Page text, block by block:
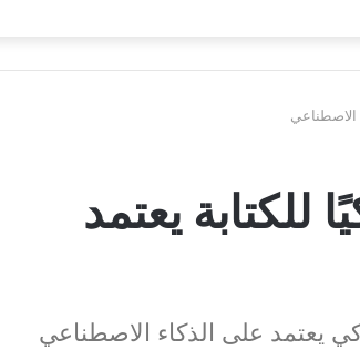
الاصطناعي
يعتمد
يعتمد على الذكاء الاصطناعي